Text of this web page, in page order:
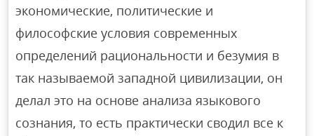
экономические, политические и
философские условия современных
определений рациональности и безумия в
так называемой западной цивилизации, он
делал это на основе анализа языкового
сознания, то есть практически сводил все к